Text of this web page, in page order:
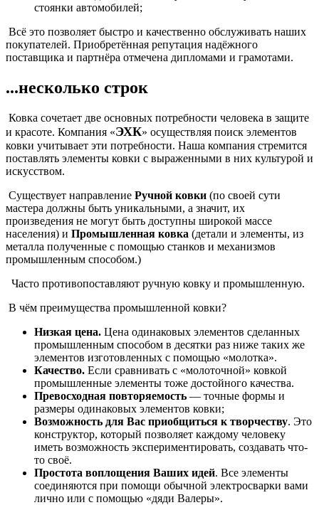
стоянки автомобилей;
Всё это позволяет быстро и качественно обслуживать наших
покупателей. Приобретённая репутация надёжного
поставщика и партнёра отмечена дипломами и грамотами.
...несколько строк
Ковка сочетает две основных потребности человека в защите
и красоте. Компания «ЭХК» осуществляя поиск элементов
ковки учитывает эти потребности. Наша компания стремится
поставлять элементы ковки с выраженными в них культурой и
искусством.
Существует направление Ручной ковки (по своей сути
мастера должны быть уникальными, а значит, их
произведения не могут быть доступны широкой массе
населения) и Промышленная ковка (детали и элементы, из
металла полученные с помощью станков и механизмов
промышленным способом.)
Часто противопоставляют ручную ковку и промышленную.
В чём преимущества промышленной ковки?
Низкая цена. Цена одинаковых элементов сделанных
промышленным способом в десятки раз ниже таких же
элементов изготовленных с помощью «молотка».
Качество. Если сравнивать с «молоточной» ковкой
промышленные элементы тоже достойного качества.
Превосходная повторяемость — точные формы и
размеры одинаковых элементов ковки;
Возможность для Вас приобщиться к творчеству. Это
конструктор, который позволяет каждому человеку
иметь возможность экспериментировать, создавать что-
то своё.
Простота воплощения Ваших идей. Все элементы
соединяются при помощи обычной электросварки вами
лично или с помощью «дяди Валеры».